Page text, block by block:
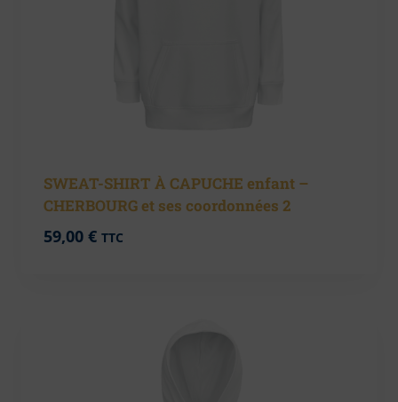
SWEAT-SHIRT À CAPUCHE enfant –
CHERBOURG et ses coordonnées 2
59,00 € TTC